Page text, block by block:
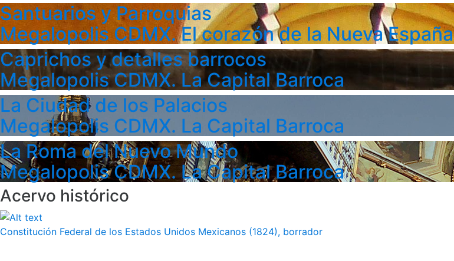
Santuarios y Parroquias
Megalopolis CDMX. El corazón de la Nueva España
Caprichos y detalles barrocos
Megalopolis CDMX. La Capital Barroca
La Ciudad de los Palacios
Megalopolis CDMX. La Capital Barroca
La Roma del Nuevo Mundo
Megalopolis CDMX. La Capital Barroca
Acervo histórico
Constitución Federal de los Estados Unidos Mexicanos (1824), borrador